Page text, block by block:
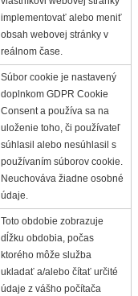
implementovať alebo meniť
obsah webovej stránky v
reálnom čase.
Súbor cookie je nastavený
doplnkom GDPR Cookie
Consent a používa sa na
uloženie toho, či používateľ
súhlasil alebo nesúhlasil s
používaním súborov cookie.
Neuchováva žiadne osobné
údaje.
Toto obdobie zobrazuje
dĺžku obdobia, počas
ktorého môže služba
ukladať a/alebo čítať určité
údaje z vášho počítača